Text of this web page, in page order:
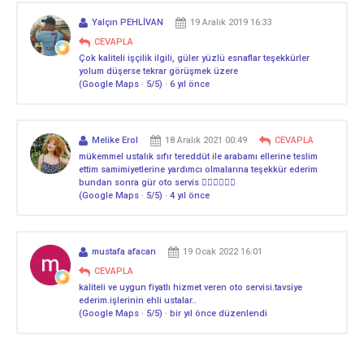
Yalçın PEHLİVAN
19 Aralık 2019 16:33
CEVAPLA
Çok kaliteli işçilik ilgili, güler yüzlü esnaflar teşekkürler
yolum düşerse tekrar görüşmek üzere
(Google Maps · 5/5) · 6 yıl önce
Melike Erol 18 Aralık 2021 00:49
CEVAPLA
mükemmel ustalık sıfır tereddüt ile arabamı ellerine teslim
ettim samimiyetlerine yardımcı olmalarına teşekkür ederim
bundan sonra gür oto servis 👍🏻👍🏻👍🏻
(Google Maps · 5/5) · 4 yıl önce
mustafa afacan
19 Ocak 2022 16:01
CEVAPLA
kaliteli ve uygun fiyatlı hizmet veren oto servisi.tavsiye
ederim.işlerinin ehli ustalar..
(Google Maps · 5/5) · bir yıl önce düzenlendi